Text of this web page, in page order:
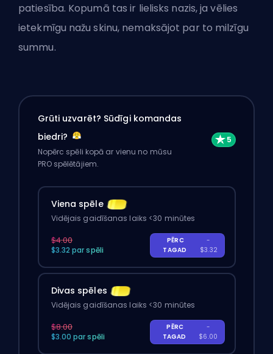
patiesība. Kopumā tas ir lielisks nazis, ja vēlies
ietekmīgu nažu skinu, nemaksājot par to milzīgu
summu.
Grūti uzvarēt? Sūdīgi komandas
biedri?
Nopērc spēli kopā ar vienu no mūsu
PRO spēlētājiem.
Viena spēle
Vidējais gaidīšanas laiks <30 minūtes
$4.00
$3.32 par spēli
PĒRC
TAGAD
-
$3.32
Divas spēles
Vidējais gaidīšanas laiks <30 minūtes
$8.00
$3.00 par spēli
PĒRC
TAGAD
-
$6.00